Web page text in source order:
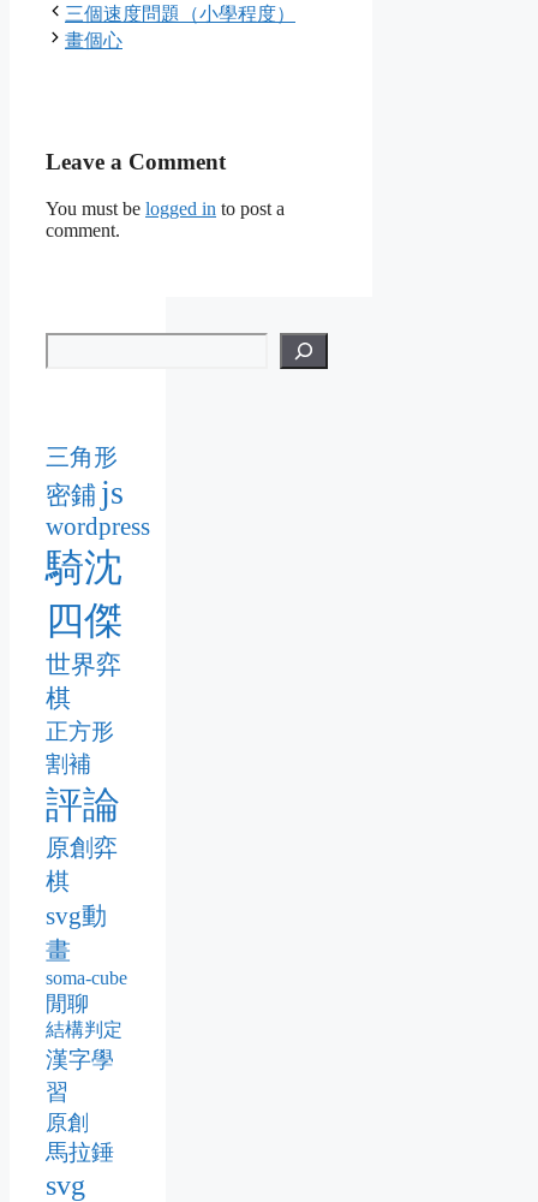
三個速度問題（小學程度）
畫個心
Leave a Comment
You must be logged in to post a
comment.
三角形
密鋪 js
wordpress
騎沈
四傑
世界弈
棋
正方形
割補
評論
原創弈
棋
svg動
畫
soma-cube
閒聊
結構判定
漢字學
習
原創
馬拉錘
svg